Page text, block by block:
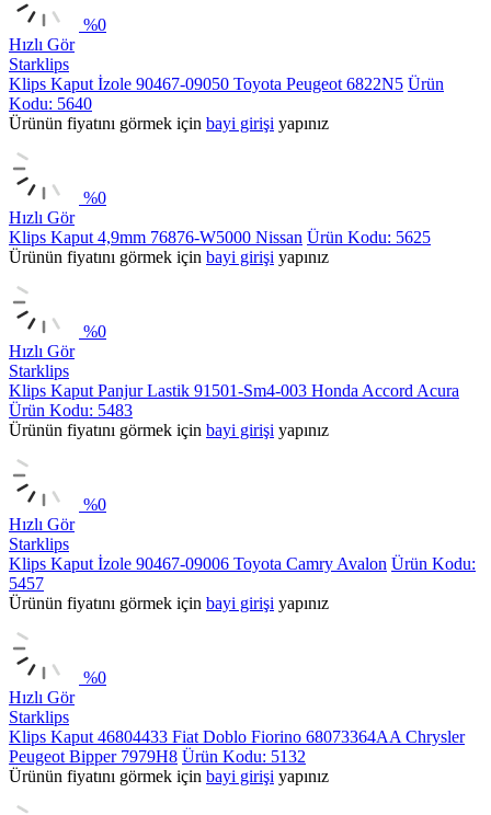
%0
Hızlı Gör
Starklips
Klips Kaput İzole 90467-09050 Toyota Peugeot 6822N5 Ürün
Kodu: 5640
Ürünün fiyatını görmek için bayi girişi yapınız
%0
Hızlı Gör
Klips Kaput 4,9mm 76876-W5000 Nissan Ürün Kodu: 5625
Ürünün fiyatını görmek için bayi girişi yapınız
%0
Hızlı Gör
Starklips
Klips Kaput Panjur Lastik 91501-Sm4-003 Honda Accord Acura
Ürün Kodu: 5483
Ürünün fiyatını görmek için bayi girişi yapınız
%0
Hızlı Gör
Starklips
Klips Kaput İzole 90467-09006 Toyota Camry Avalon Ürün Kodu:
5457
Ürünün fiyatını görmek için bayi girişi yapınız
%0
Hızlı Gör
Starklips
Klips Kaput 46804433 Fiat Doblo Fiorino 68073364AA Chrysler
Peugeot Bipper 7979H8 Ürün Kodu: 5132
Ürünün fiyatını görmek için bayi girişi yapınız